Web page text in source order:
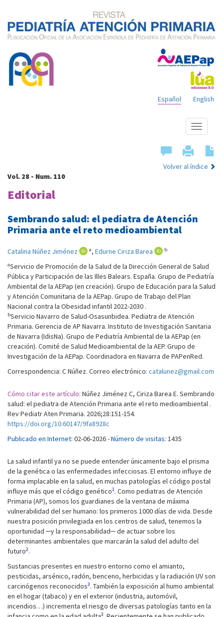
English
Español
Mostrar
menú
Volver al índice
Vol. 28 - Num. 110
Editorial
Sembrando salud: el pediatra de Atención
Primaria ante el reto medioambiental
Catalina Núñez Jiménez a, Edurne Ciriza Barea b
aServicio de Promoción de la Salud de la Dirección General de Salud
Pública y Participación de las Illes Balears. España. Grupo de Pediatría
Ambiental de la AEPap (en creación). Grupo de Educación para la Salud
y Atención Comunitaria de la AEPap. Grupo de Trabajo del Plan
Nacional contra la Obesidad infantil 2022-2030 .
bServicio Navarro de Salud-Osasunbidea. Pediatra de Atención
Primaria. Gerencia de AP Navarra. Instituto de Investigación Sanitaria
de Navarra (IdisNa). Grupo de Pediatría Ambiental de la AEPap (en
creación). Comité de Salud Medioambiental de la AEP. Grupo de
Investigación de la AEPap. Coordinadora en Navarra de PAPenRed.
Correspondencia: C Núñez. Correo electrónico: catalunez@gmail.com
Cómo citar este artículo: Núñez Jiménez C, Ciriza Barea E. Sembrando
salud: el pediatra de Atención Primaria ante el reto medioambiental .
Rev Pediatr Aten Primaria. 2026;28:151-154.
https://doi.org/10.60147/9fa8928c
Publicado en Internet: 02-06-2026 -Número de visitas: 1435
La salud infantil ya no se puede entender únicamente bajo el prisma
de la genética o las enfermedades infecciosas. El entorno influye de
forma implacable en la salud, en muchas patologías el código postal
influye más que el código genético1. Como pediatras de Atención
Primaria (AP), somos los guardianes de la ventana de máxima
vulnerabilidad del ser humano: los primeros 1000 días de vida. Desde
nuestra posición privilegiada en los centros de salud, tenemos la
oportunidad ─y la responsabilidad─ de actuar sobre los
determinantes ambientales que marcarán la salud del adulto del
futuro2.
Sustancias presentes en nuestro entorno como el amianto,
pesticidas, arsénico, radón, benceno, herbicidas y la radiación UV son
carcinógenos reconocidos3. También la exposición al humo ambiental
en el hogar (tabaco) y en el exterior (industria, automóvil,
incendios…) incrementa el riesgo de diversas patologías tanto en la
3